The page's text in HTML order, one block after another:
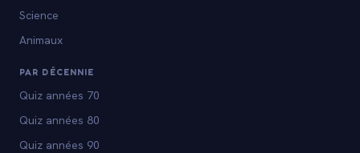
Science
Animaux
PAR DÉCENNIE
Quiz années 70
Quiz années 80
Quiz années 90